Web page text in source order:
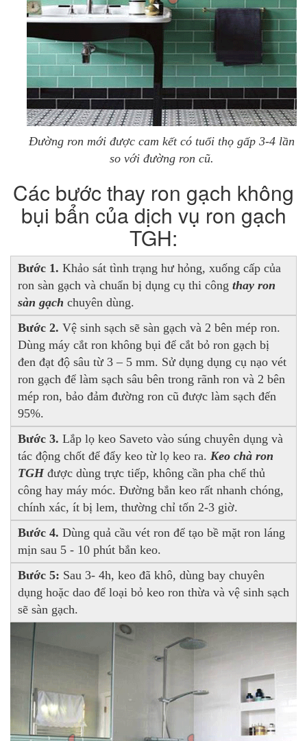
Đường ron mới được cam kết có tuổi thọ gấp 3-4 lần
so với đường ron cũ.
Các bước thay ron gạch không
bụi bẩn của dịch vụ ron gạch
TGH:
Bước 1. Khảo sát tình trạng hư hỏng, xuống cấp của
ron sàn gạch và chuẩn bị dụng cụ thi công thay ron
sàn gạch chuyên dùng.
Bước 2. Vệ sinh sạch sẽ sàn gạch và 2 bên mép ron.
Dùng máy cắt ron không bụi để cắt bỏ ron gạch bị
đen đạt độ sâu từ 3 – 5 mm. Sử dụng dụng cụ nạo vét
ron gạch để làm sạch sâu bên trong rãnh ron và 2 bên
mép ron, bảo đảm đường ron cũ được làm sạch đến
95%.
Bước 3. Lắp lọ keo Saveto vào súng chuyên dụng và
tác động chốt để đẩy keo từ lọ keo ra. Keo chà ron
TGHđược dùng trực tiếp, không cần pha chế thủ
công hay máy móc. Đường bắn keo rất nhanh chóng,
chính xác, ít bị lem, thường chỉ tốn 2-3 giờ.
Bước 4. Dùng quả cầu vét ron để tạo bề mặt ron láng
mịn sau 5 - 10 phút bắn keo.
Bước 5: Sau 3- 4h, keo đã khô, dùng bay chuyên
dụng hoặc dao để loại bỏ keo ron thừa và vệ sinh sạch
sẽ sàn gạch.